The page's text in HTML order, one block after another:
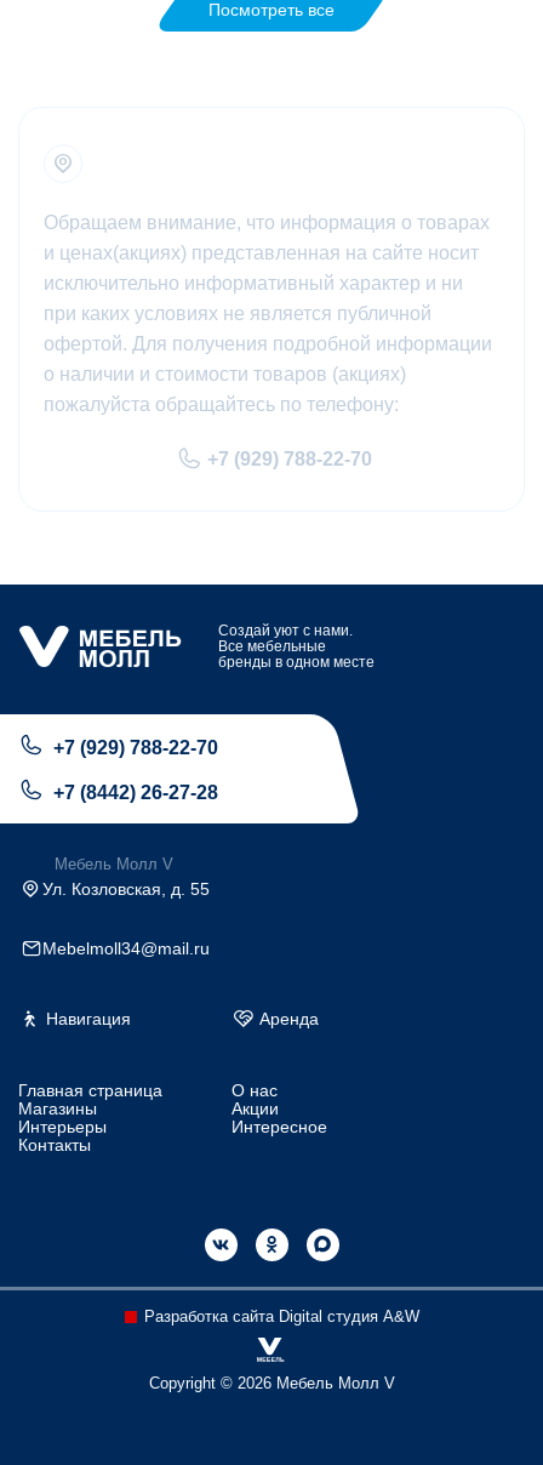
Посмотреть все
Обращаем внимание, что информация о товарах
и ценах(акциях) представленная на сайте носит
исключительно информативный характер и ни
при каких условиях не является публичной
офертой. Для получения подробной информации
о наличии и стоимости товаров (акциях)
пожалуйста обращайтесь по телефону:
+7 (929) 788-22-70
Создай уют с нами.
Все мебельные
бренды в одном месте
+7 (929) 788-22-70
+7 (8442) 26-27-28
Мебель Молл V
Ул. Козловская, д. 55
Mebelmoll34@mail.ru
Навигация Аренда
Главная страница
О нас
Магазины
Акции
Интерьеры
Интересное
Контакты
Разработка сайта Digital студия A&W
Copyright © 2026 Мебель Молл V